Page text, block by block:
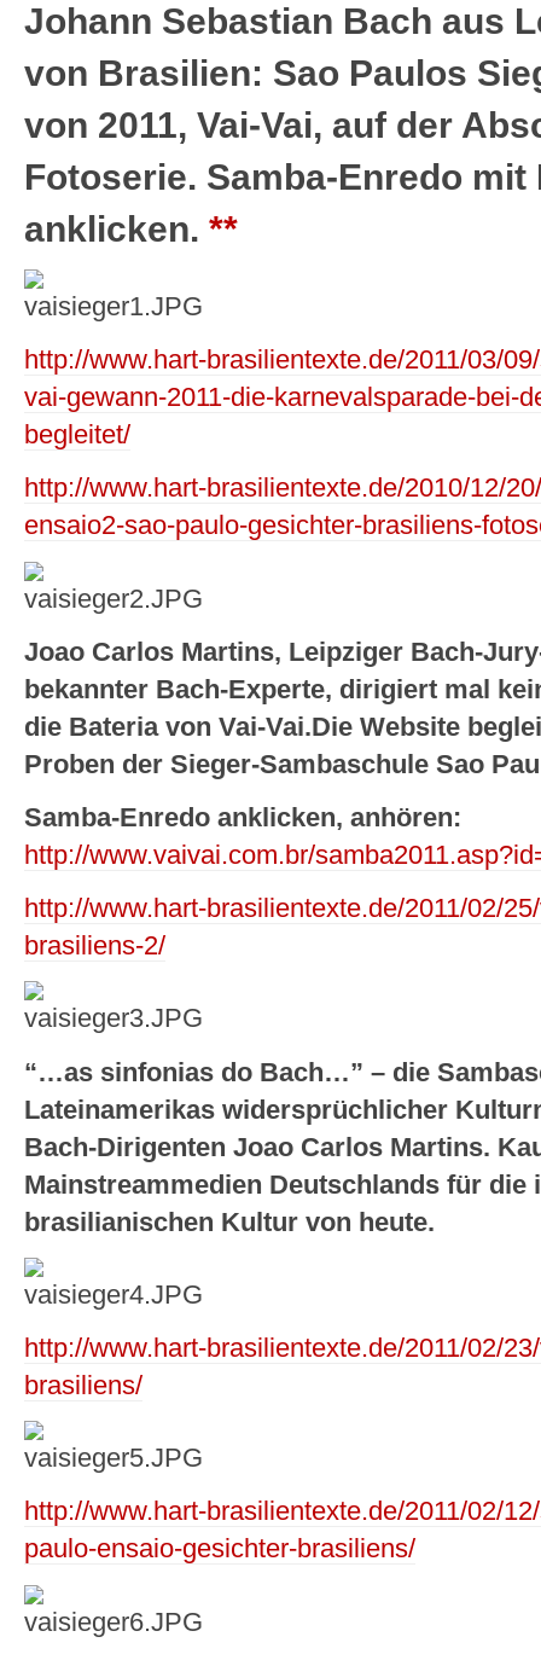
Johann Sebastian Bach aus
von Brasilien: Sao Paulos
von 2011, Vai-Vai, auf der
Fotoserie. Samba-Enredo mit
anklicken. **
http://www.hart-brasilientexte.de/2011/03/
vai-gewann-2011-die-karnevalsparade-bei-
begleitet/
http://www.hart-brasilientexte.de/2010/12/
ensaio2-sao-paulo-gesichter-brasiliens-
Joao Carlos Martins, Leipziger Bach-
bekannter Bach-Experte, dirigiert mal
die Bateria von Vai-Vai.Die Website
Proben der Sieger-Sambaschule Sao
Samba-Enredo anklicken, anhören:
http://www.vaivai.com.br/
http://www.hart-brasilientexte.de/2011/02/
brasiliens-2/
“…as sinfonias do Bach…” – die
Lateinamerikas widersprüchlicher
Bach-Dirigenten Joao Carlos Martins.
Mainstreammedien Deutschlands für die
brasilianischen Kultur von heute.
http://www.hart-brasilientexte.de/2011/02/
brasiliens/
http://www.hart-brasilientexte.de/2011/02/
paulo-ensaio-gesichter-brasiliens/